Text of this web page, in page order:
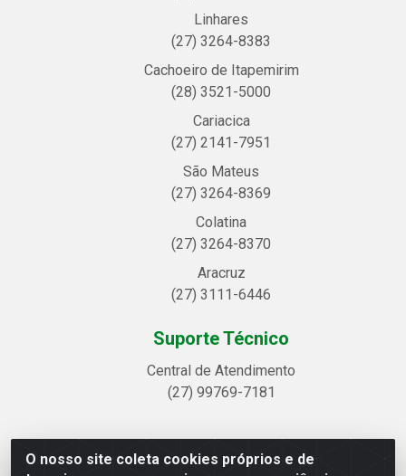
O nosso site coleta cookies próprios e de
Linhares
(27) 3264-8383
Cachoeiro de Itapemirim
(28) 3521-5000
Cariacica
(27) 2141-7951
São Mateus
(27) 3264-8369
Colatina
(27) 3264-8370
Aracruz
(27) 3111-6446
Suporte Técnico
Central de Atendimento
(27) 99769-7181
Linhavix Distribuidora LTDA - Avenida Alegre, 2521 -